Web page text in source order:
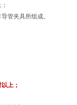
管夹具所组成。
上；